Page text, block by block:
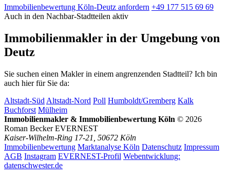
Immobilienbewertung Köln-Deutz anfordern +49 177 515 69 69
Auch in den Nachbar-Stadtteilen aktiv
Immobilienmakler in der Umgebung von
Deutz
Sie suchen einen Makler in einem angrenzenden Stadtteil? Ich bin
auch hier für Sie da:
Altstadt-Süd Altstadt-Nord Poll Humboldt/Gremberg Kalk
Buchforst Mülheim
Immobilienmakler & Immobilienbewertung Köln © 2026
Roman Becker EVERNEST
Kaiser-Wilhelm-Ring 17-21, 50672 Köln
Immobilienbewertung Marktanalyse Köln Datenschutz Impressum
AGB Instagram EVERNEST-Profil Webentwicklung:
datenschwester.de